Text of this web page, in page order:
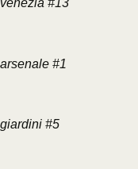
venezia #13
arsenale #1
giardini #5